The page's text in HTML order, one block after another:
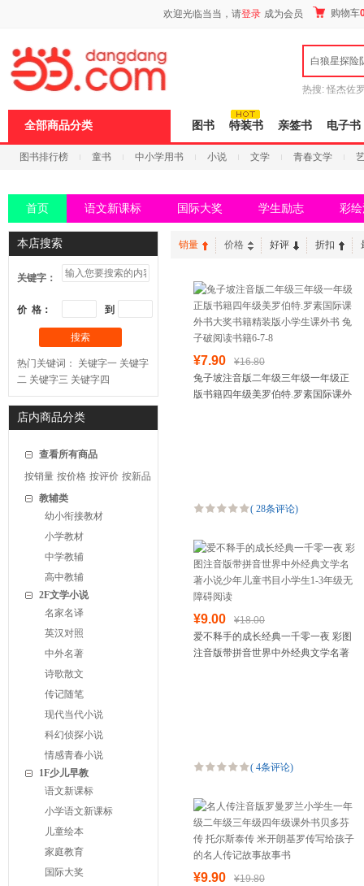
欢迎光临当当，请登录 成为会员 购物车
白狼星探险
热搜: 怪杰佐
全部商品分类 图书 特装书 亲签书 电子书
图书排行榜 童书 中小学用书 小说 文学 青春文学
首页 语文新课标 国际大奖 学生励志 彩
本店搜索
关键字：
价 格： 到
搜索
热门关键词： 关键字一 关键字
二 关键字三 关键字四
店内商品分类
查看所有商品
按销量 按价格 按评价 按新品
教辅类
幼小衔接教材
小学教材
中学教辅
高中教辅
2F文学小说
名家名译
英汉对照
中外名著
诗歌散文
传记随笔
现代当代小说
科幻侦探小说
情感青春小说
1F少儿早教
语文新课标
小学语文新课标
儿童绘本
家庭教育
国际大奖
销量 价格 好评 折扣
¥7.90
¥16.80
兔子坡注音版二年级三年级一年级正
版书籍四年级美罗伯特.罗素国际课外
( 28条评论)
¥9.00
¥18.00
爱不释手的成长经典一千零一夜 彩图
注音版带拼音世界中外经典文学名著
( 4条评论)
¥9.90
¥19.80
页
浪
打